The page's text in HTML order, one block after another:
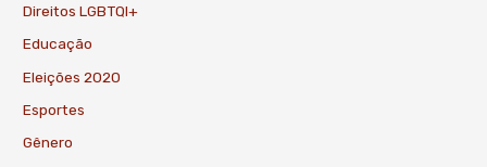
Direitos LGBTQI+
Educação
Eleições 2020
Esportes
Gênero